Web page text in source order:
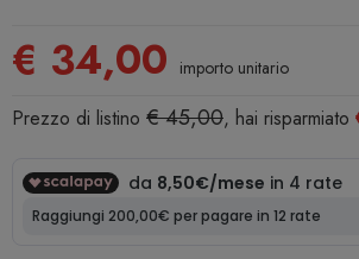
€ 34,00 importo unitario
Prezzo di listino € 45,00, hai risparmiato